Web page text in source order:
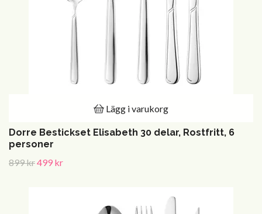
Lägg i varukorg
Dorre Bestickset Elisabeth 30 delar, Rostfritt, 6
personer
899 kr499 kr